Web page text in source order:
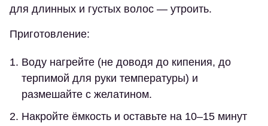
для длинных и густых волос — утроить.
Приготовление:
Воду нагрейте (не доводя до кипения, до
терпимой для руки температуры) и
размешайте с желатином.
Накройте ёмкость и оставьте на 10–15 минут